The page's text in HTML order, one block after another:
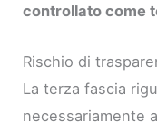
controllato come
Rischio di
La terza fascia
necessariamente